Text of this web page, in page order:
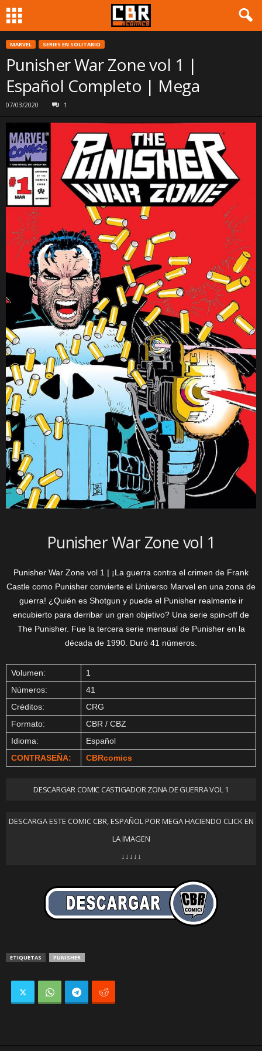
MARVEL SERIES EN SOLITARIO
Punisher War Zone vol 1 |
Español Completo | Mega
07/03/2020 1
Punisher War Zone vol 1
Punisher War Zone vol 1 | ¡La guerra contra el crimen de Frank
Castle como Punisher convierte el Universo Marvel en una zona de
guerra! ¿Quién es Shotgun y puede el Punisher realmente ir
encubierto para derribar un gran objetivo? Una serie spin-off de
The Punisher. Fue la tercera serie mensual de Punisher en la
década de 1990. Duró 41 números.
Volumen:
1
Números:
41
Créditos:
CRG
Formato:
CBR / CBZ
Idioma:
Español
CONTRASEÑA:
CBRcomics
DESCARGAR COMIC CASTIGADOR ZONA DE GUERRA VOL 1
DESCARGA ESTE COMIC CBR, ESPAÑOL POR MEGA HACIENDO CLICK EN
LA IMAGEN
↓↓↓↓↓
ETIQUETAS PUNISHER